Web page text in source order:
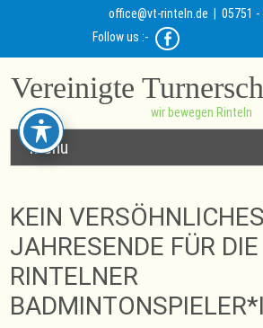
office@vt-rinteln.de | 05751 -
Follow us :-
Vereinigte
wir bewegen Rinteln
Menu
KEIN VERSÖHNLICHES
JAHRESENDE FÜR DIE
RINTELNER